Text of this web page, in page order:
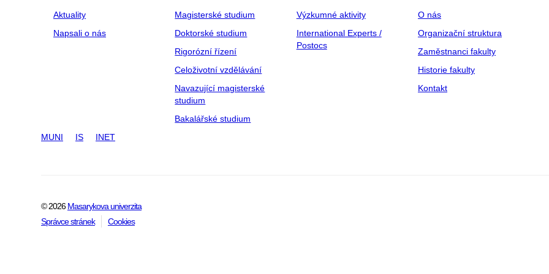
Aktuality
Napsali o nás
Magisterské studium
Doktorské studium
Rigorózní řízení
Celoživotní vzdělávání
Navazující magisterské
studium
Bakalářské studium
Výzkumné aktivity
International Experts /
Postocs
O nás
Organizační struktura
Zaměstnanci fakulty
Historie fakulty
Kontakt
MUNI IS INET
© 2026Masarykova univerzita
Správce stránek
Cookies